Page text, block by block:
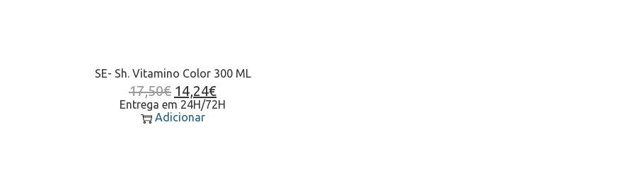
SE- Sh. Vitamino Color 300 ML
17,50€ 14,24€
Entrega em 24H/72H
Adicionar